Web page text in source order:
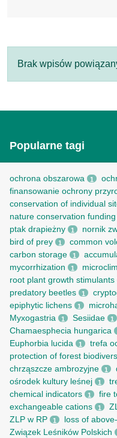
Brak wpisów
Popularne tagi
ochrona obszarowa 1
finansowanie ochrony
conservation of individual
nature conservation funding
ptak drapieżny 1 nornik
bird of prey 1 common
carbon storage 1
mycorrhization 1
root рlant growth stimulants
predatory beetles 1
epiphytic lichens 1
Myxogastria 1 Sesiidae 1
Chamaesphecia hungarica
Euphorbia lucida 1 trefa
protection of forest
chrząszcze ambrozyjne 1
ośrodek kultury leśnej 1
chemical indicators 1 fire
exchangeable cations 1
ZLP w RP 1 loss of
Związek Leśników Polskich